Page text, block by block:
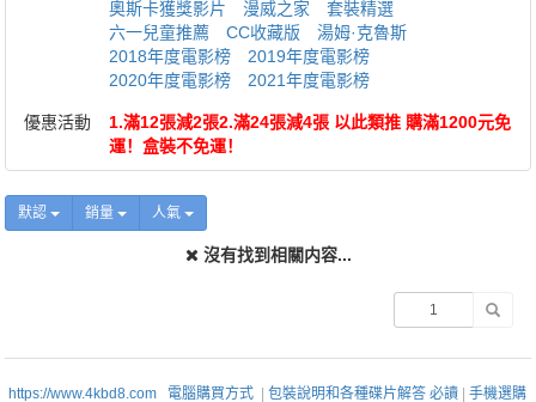
奧斯卡獲獎影片
漫威之家
套裝精選
六一兒童推薦
CC收藏版
湯姆·克魯斯
2018年度電影榜
2019年度電影榜
2020年度電影榜
2021年度電影榜
優惠活動
1.滿12張減2張2.滿24張減4張 以此類推 購滿1200元免
運！盒裝不免運！
默認 銷量 人氣
沒有找到相關内容...
https://www.4kbd8.com 電腦購買方式 包裝說明和各種碟片解答 必讀
手機選購